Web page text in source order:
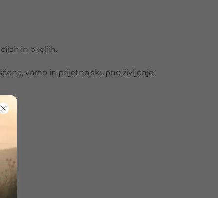
in okoljih.
varno in prijetno skupno življenje.